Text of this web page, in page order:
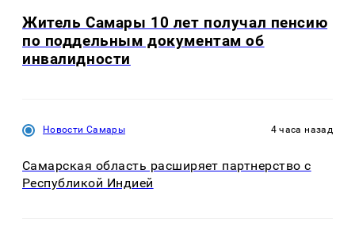
Житель Самары 10 лет получал пенсию
по поддельным документам об
инвалидности
Новости Самары 4 часа назад
Самарская область расширяет партнерство с
Республикой Индией